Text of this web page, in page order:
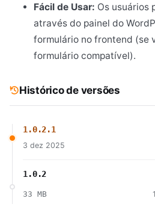
Fácil de Usar: Os usuários
através do painel do
formulário no frontend (se
formulário compatível).
Histórico de versões
1.0.2.1
3 dez 2025
1.0.2
33 MB